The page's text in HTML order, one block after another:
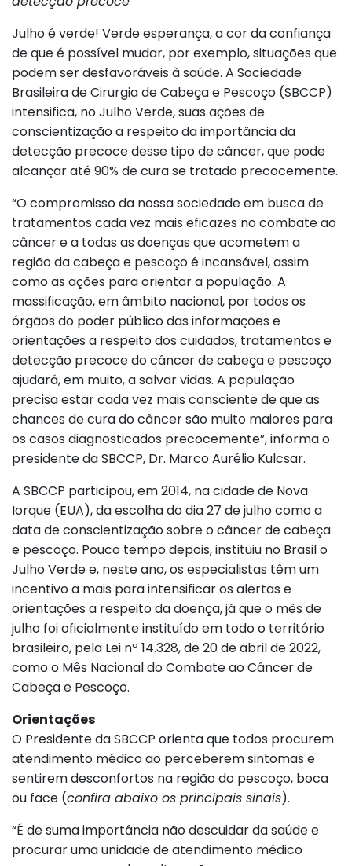
Julho é verde! Verde esperança, a cor da confiança
de que é possível mudar, por exemplo, situações que
podem ser desfavoráveis à saúde. A Sociedade
Brasileira de Cirurgia de Cabeça e Pescoço (SBCCP)
intensifica, no Julho Verde, suas ações de
conscientização a respeito da importância da
detecção precoce desse tipo de câncer, que pode
alcançar até 90% de cura se tratado precocemente.
“O compromisso da nossa sociedade em busca de
tratamentos cada vez mais eficazes no combate ao
câncer e a todas as doenças que acometem a
região da cabeça e pescoço é incansável, assim
como as ações para orientar a população. A
massificação, em âmbito nacional, por todos os
órgãos do poder público das informações e
orientações a respeito dos cuidados, tratamentos e
detecção precoce do câncer de cabeça e pescoço
ajudará, em muito, a salvar vidas. A população
precisa estar cada vez mais consciente de que as
chances de cura do câncer são muito maiores para
os casos diagnosticados precocemente”, informa o
presidente da SBCCP, Dr. Marco Aurélio Kulcsar.
A SBCCP participou, em 2014, na cidade de Nova
Iorque (EUA), da escolha do dia 27 de julho como a
data de conscientização sobre o câncer de cabeça
e pescoço. Pouco tempo depois, instituiu no Brasil o
Julho Verde e, neste ano, os especialistas têm um
incentivo a mais para intensificar os alertas e
orientações a respeito da doença, já que o mês de
julho foi oficialmente instituído em todo o território
brasileiro, pela Lei nº 14.328, de 20 de abril de 2022,
como o Mês Nacional do Combate ao Câncer de
Cabeça e Pescoço.
Orientações
O Presidente da SBCCP orienta que todos procurem
atendimento médico ao perceberem sintomas e
sentirem desconfortos na região do pescoço, boca
ou face (confira abaixo os principais sinais).
“É de suma importância não descuidar da saúde e
procurar uma unidade de atendimento médico